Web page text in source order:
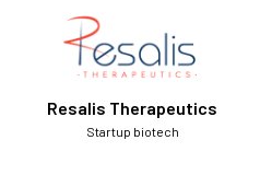
Resalis Therapeutics
Startup biotech